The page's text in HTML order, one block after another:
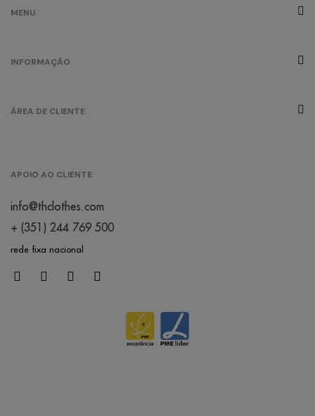
MENU
INFORMAÇÃO
ÁREA DE CLIENTE
APOIO AO CLIENTE
info@thclothes.com
+ (351) 244 769 500
rede fixa nacional